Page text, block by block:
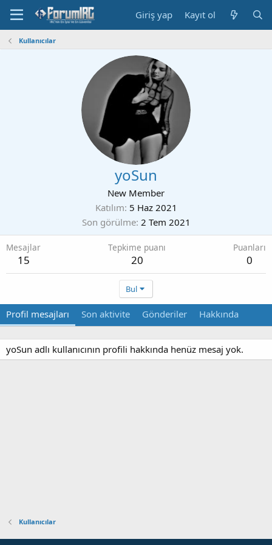
Giriş yap Kayıt ol
Kullanıcılar
yoSun
New Member
Katılım 5 Haz 2021
Son görülme 2 Tem 2021
Mesajlar
15
Tepkime puanı
20
Puanları
0
Bul
Profil mesajları Son aktivite Gönderiler Hakkında
yoSun adlı kullanıcının profili hakkında henüz mesaj yok.
Kullanıcılar